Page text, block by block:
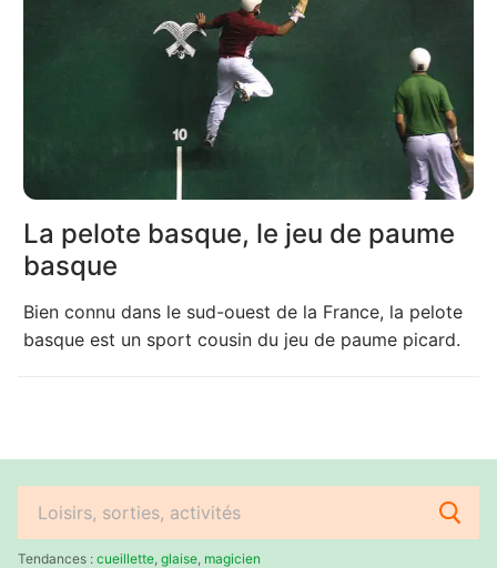
La pelote basque, le jeu de paume
basque
Bien connu dans le sud-ouest de la France, la pelote
basque est un sport cousin du jeu de paume picard.
Rechercher
:Tendances : cueillette glaise magicien